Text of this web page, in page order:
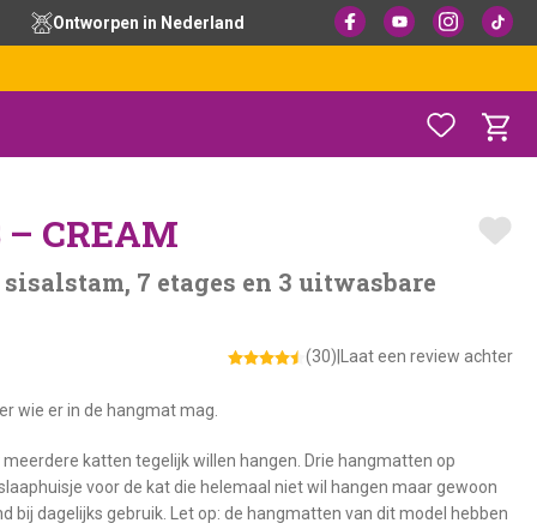
Ontworpen in Nederland
– CREAM
7 etages en 3 uitwasbare
(30) Laat een review achter
wie er in de hangmat mag.
katten tegelijk willen hangen. Drie hangmatten op
voor de kat die helemaal niet wil hangen maar gewoon
bij dagelijks gebruik. Let op: de hangmatten van dit model hebben